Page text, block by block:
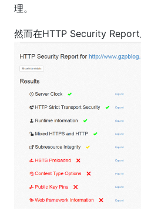
理。
然而在HTTP Security Report